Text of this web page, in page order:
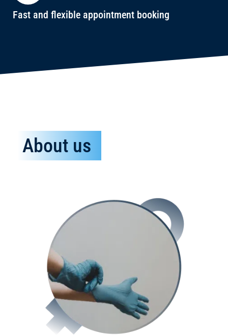
Fast and flexible appointment booking
About us